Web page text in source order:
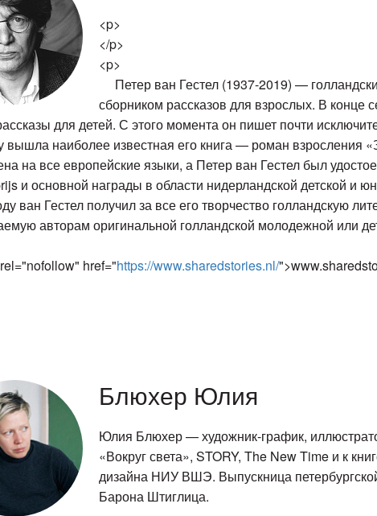
<p>
</p>
<p>
Петер ван Гестел (1937-2019) —
сборником рассказов для взрослых. В конце
для детей. С этого момента он пишет почти
вышла наиболее известная его книга — роман взросления
на все европейские языки, а Петер ван Гестел был
и основной награды в области нидерландской детской и
ван Гестел получил за все его творчество голландскую
авторам оригинальной голландской молодежной или
href="https://www.sharedstories.nl/
Блюхер Юлия
Юлия Блюхер — художник-график,
«Вокруг света», STORY, The New Time и к
дизайна НИУ ВШЭ. Выпускница
Барона Штиглица.